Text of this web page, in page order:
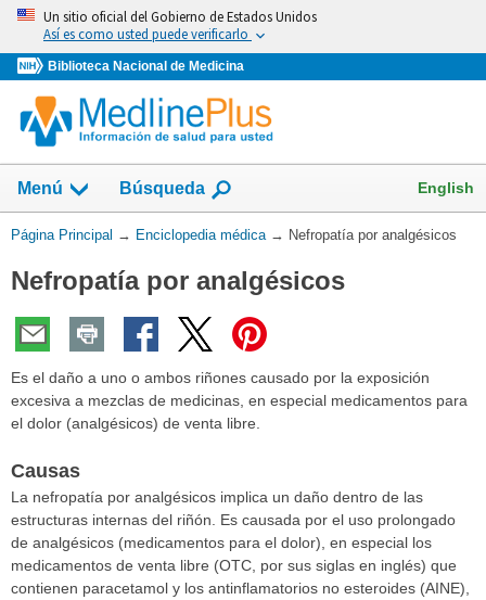
Omita
vaya
al
Contenido
Un sitio oficial del Gobierno de Estados Unidos
Así es como usted puede verificarlo
Biblioteca Nacional de Medicina
Menú Búsqueda English
Usted
aquí:
Página Principal → Enciclopedia médica → Nefropatía por analgésicos
Nefropatía por analgésicos
Es el daño a uno o ambos riñones causado por la exposición
excesiva a mezclas de medicinas, en especial medicamentos para
el dolor (analgésicos) de venta libre.
Causas
La nefropatía por analgésicos implica un daño dentro de las
estructuras internas del riñón. Es causada por el uso prolongado
de analgésicos (medicamentos para el dolor), en especial los
medicamentos de venta libre (OTC, por sus siglas en inglés) que
contienen paracetamol y los antinflamatorios no esteroides (AINE),